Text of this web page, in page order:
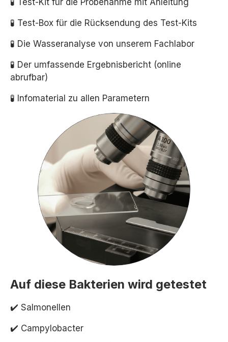
🧪 Test-Kit für die Probenahme mit Anleitung
🧪 Test-Box für die Rücksendung des Test-Kits
🧪 Die Wasseranalyse von unserem Fachlabor
🧪 Der umfassende Ergebnisbericht (online
abrufbar)
🧪 Infomaterial zu allen Parametern
Auf diese Bakterien wird getestet
✔️ Salmonellen
✔️ Campylobacter